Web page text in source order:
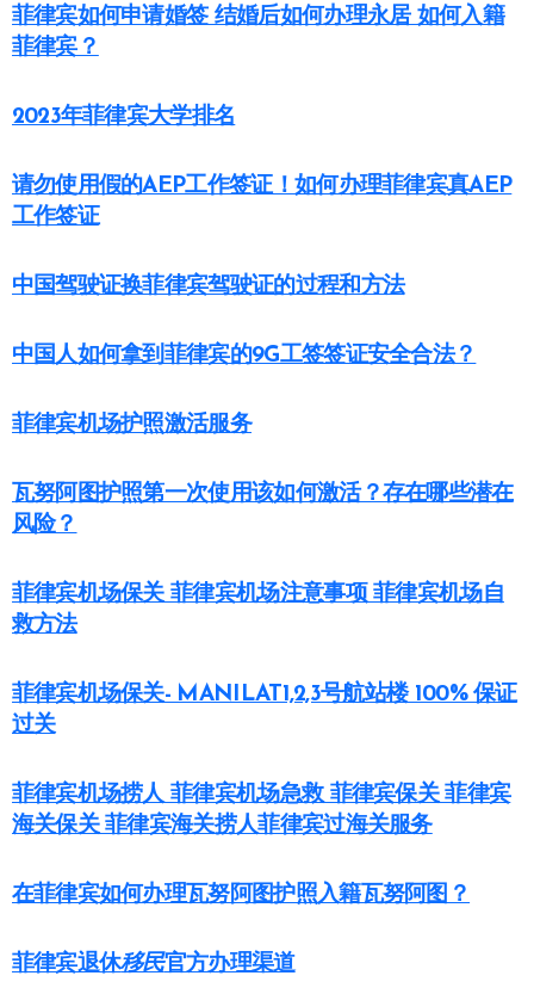
菲律宾如何申请婚签 结婚后如何办理永居 如何入籍
菲律宾？
2023年菲律宾大学排名
请勿使用假的AEP工作签证！如何办理菲律宾真AEP
工作签证
中国驾驶证换菲律宾驾驶证的过程和方法
中国人如何拿到菲律宾的9G工签签证安全合法？
菲律宾机场护照激活服务
瓦努阿图护照第一次使用该如何激活？存在哪些潜在
风险？
菲律宾机场保关 菲律宾机场注意事项 菲律宾机场自
救方法
菲律宾机场保关- MANILAT1,2,3号航站楼 100% 保证
过关
菲律宾机场捞人 菲律宾机场急救 菲律宾保关 菲律宾
海关保关 菲律宾海关捞人菲律宾过海关服务
在菲律宾如何办理瓦努阿图护照入籍瓦努阿图？
菲律宾退休移民官方办理渠道